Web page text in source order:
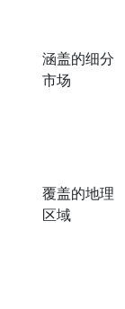
涵盖的细分
市场
覆盖的地理
区域